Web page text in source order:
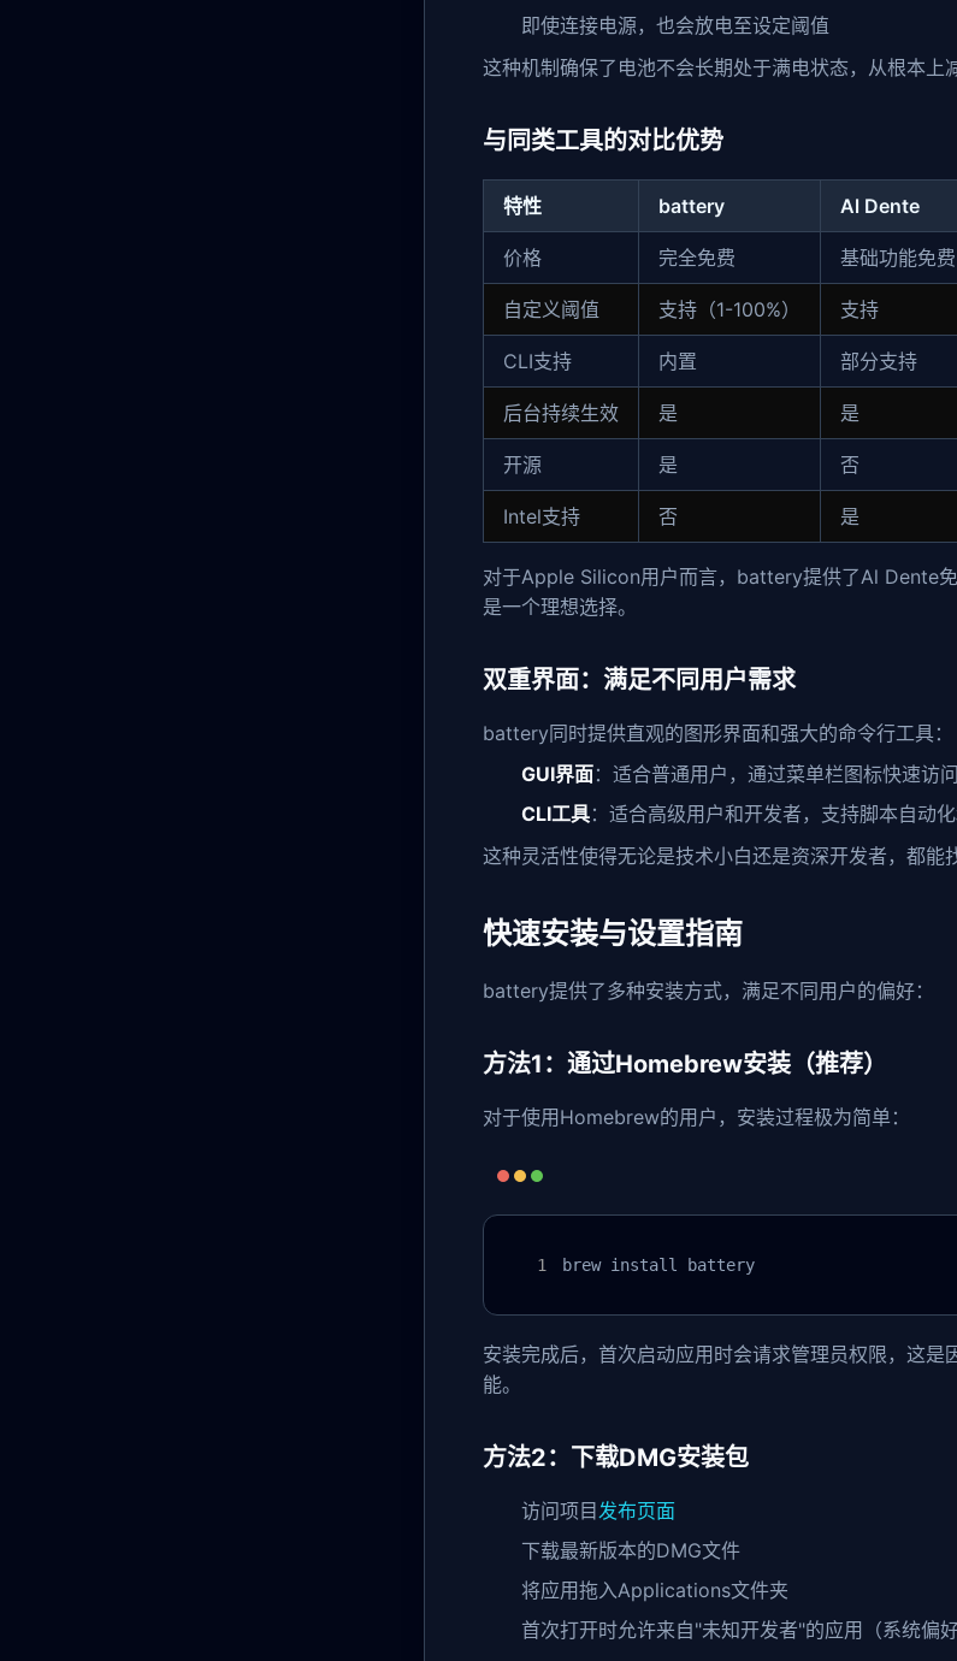
即使连接电源，也会放电至设定阈值
这种机制确保了电池不会长期处于满电状态，从根本上
与同类工具的对比优势
特性 battery Al Dente
价格 完全免费 基础功能免
自定义阈值 支持（1-100%） 支持
CLI支持 内置 部分支持
后台持续生效 是 是
开源 是 否
Intel支持 否 是
对于Apple Silicon用户而言，battery提供了Al Dente
是一个理想选择。
双重界面：满足不同用户需求
battery同时提供直观的图形界面和强大的命令行工具：
GUI界面：适合普通用户，通过菜单栏图标快速访
CLI工具：适合高级用户和开发者，支持脚本自动
这种灵活性使得无论是技术小白还是资深开发者，都能
快速安装与设置指南
battery提供了多种安装方式，满足不同用户的偏好：
方法1：通过Homebrew安装（推荐）
对于使用Homebrew的用户，安装过程极为简单：
brew install battery
安装完成后，首次启动应用时会请求管理员权限，这
能。
方法2：下载DMG安装包
访问项目发布页面
下载最新版本的DMG文件
将应用拖入Applications文件夹
首次打开时允许来自"未知开发者"的应用（系统偏